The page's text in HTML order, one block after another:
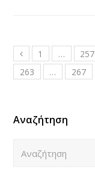
1 … 257
263
… 267
Αναζήτηση